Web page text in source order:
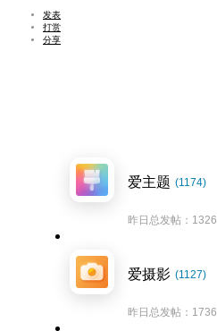
发表
打赏
分享
爱主题 (1174)
昨日总发帖：1326
爱摄影 (1127)
昨日总发帖：1736